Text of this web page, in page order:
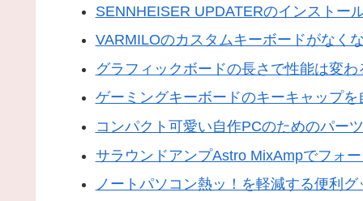
SENNHEISER UPDATERのインストー
VARMILOのカスタムキーボードがなく
グラフィックボードの長さで性能は変
ゲーミングキーボードのキーキャップ
コンパクト可愛い自作PCのためのパー
サラウンドアンプAstro MixAmpでフォ
ノートパソコン熱ッ！を軽減する便利グ